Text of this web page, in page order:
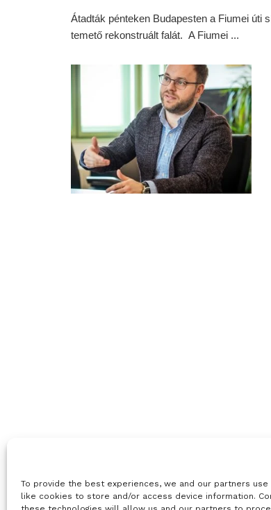
To provide the best experiences, we and our partners use
like cookies to store and/or access device information.
Átadták pénteken Budapesten a Fiumei úti
temető rekonstruált falát. A Fiumei ...